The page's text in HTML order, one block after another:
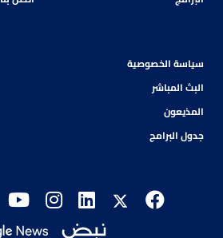
سياسة الخصوصية
البث المباشر
المذيعون
جدول البرامج